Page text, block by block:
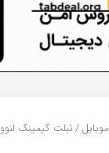
موبایل/تبلت گیمینگ لنوو Xiaoxin Pro GT با مشخصات پرچمدار معرفی شد